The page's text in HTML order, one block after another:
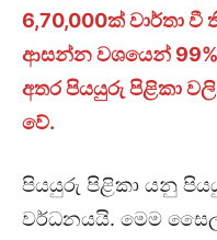
6,70,000ක් වාර්තා
ආසන්න වශයෙන්
අතර පියයුරු පිළිකා
වේ.
පියයුරු පිළිකා යනු
වර්ධනයයි. මෙම